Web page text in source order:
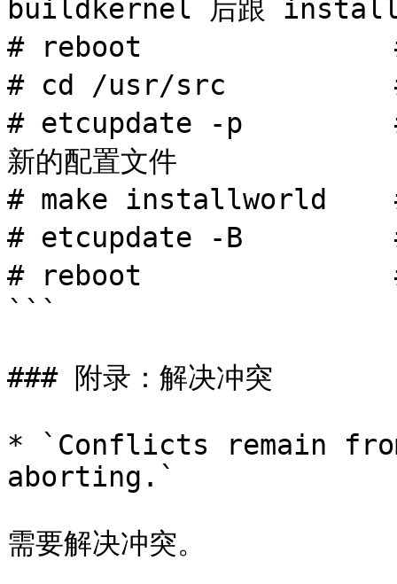
buildkernel 后跟
# reboot               # 重
# cd /usr/src          #
# etcupdate -p         #
新的配置文件
# make installworld    #
# etcupdate -B         # 复
# reboot               # 重
```
### 附录：解决冲突
* `Conflicts remain
aborting.`
需要解决冲突。